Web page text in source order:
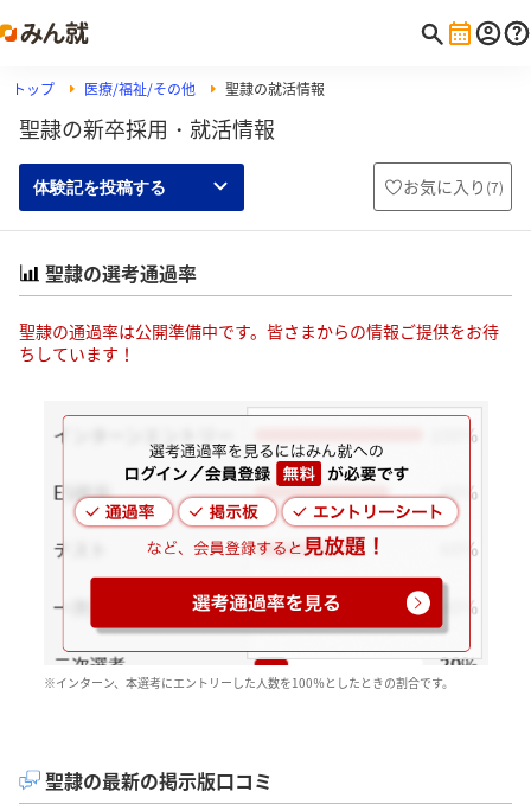
トップ 医療/福祉/その他 聖隷の就活情報
聖隷の新卒採用・就活情報
体験記を投稿する お気に入り (7)
聖隷の選考通過率
聖隷の通過率は公開準備中です。皆さまからの情報ご提供をお待
ちしています！
※インターン、本選考にエントリーした人数を100％としたときの割合です。
聖隷の最新の掲示版口コミ